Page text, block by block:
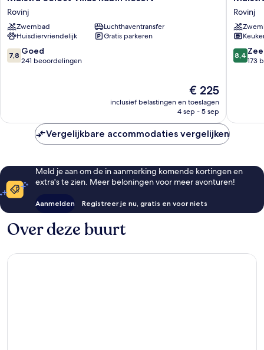
Select
Villas
Rubin
Resort
Rovinj
Rovinj
Zwembad
Luchthaventransfer
Huisdiervriendelijk
Gratis parkeren
7.8
van
7,8 Goed
241 beoordelingen
De
prijs
is
€ 225
inclusief belastingen en toeslagen
4 sep - 5 sep
Polari
Mobile
homes
Rovinj
Rovinj
8.4
van
8,4
173
Vergelijkbare accommodaties vergelijken
Meld je aan om de in aanmerking komende kortingen en
extra's te zien. Meer beloningen voor meer avonturen!
Aanmelden Registreer je nu, gratis en voor niets
Over deze buurt